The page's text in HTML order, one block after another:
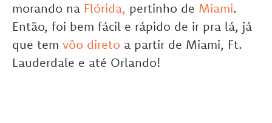
morando na Flórida, pertinho de Miami.
Então, foi bem fácil e rápido de ir pra lá, já
que tem vôo direto a partir de Miami, Ft.
Lauderdale e até Orlando!